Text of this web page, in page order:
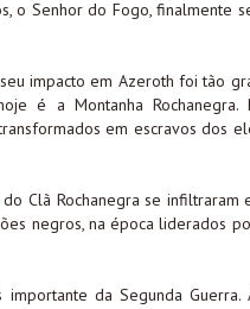
o Senhor do Fogo, finalmente
impacto em Azeroth foi tão
é a Montanha Rochanegra.
em escravos dos
Clã Rochanegra se
negros, na época liderados
da Segunda